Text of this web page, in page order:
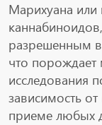
Марихуана или
разрешенным в
что порождает
исследования
зависимость
приеме любых